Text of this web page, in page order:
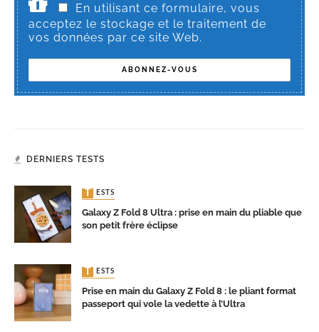
En utilisant ce formulaire, vous
acceptez le stockage et le traitement de
vos données par ce site Web.
DERNIERS TESTS
TESTS
Galaxy Z Fold 8 Ultra : prise en main du pliable que
son petit frère éclipse
TESTS
Prise en main du Galaxy Z Fold 8 : le pliant format
passeport qui vole la vedette à l’Ultra